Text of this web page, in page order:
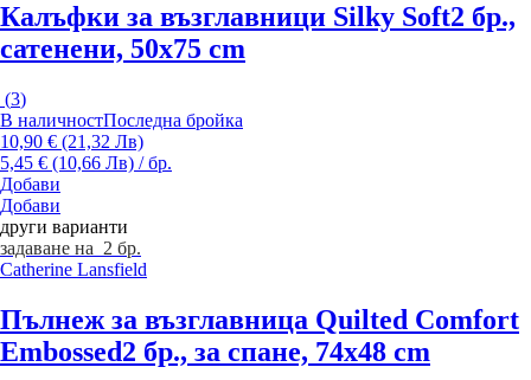
Калъфки за възглавници Silky Soft2 бр.,
сатенени, 50x75 cm
(3)
В наличностПоследна бройка
10,90 € (21,32 Лв)
5,45 € (10,66 Лв) / бр.
Добави
Добави
други варианти
задаване на 2 бр.
Catherine Lansfield
Пълнеж за възглавница Quilted Comfort
Embossed2 бр., за спане, 74x48 cm